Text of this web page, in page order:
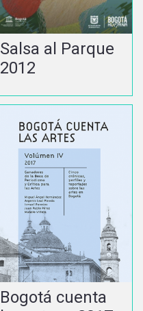
Salsa al Parque
2012
Bogotá cuenta